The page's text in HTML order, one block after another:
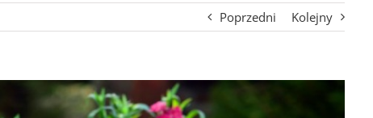
Poprzedni Kolejny